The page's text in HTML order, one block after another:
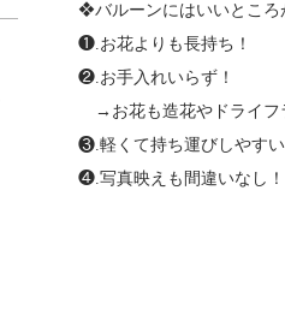
❖バルーンにはいいとこ
❶.お花よりも長持ち！
❷.お手入れいらず！
→お花も造花やドライフ
❸.軽くて持ち運びしやすい
❹.写真映えも間違いなし